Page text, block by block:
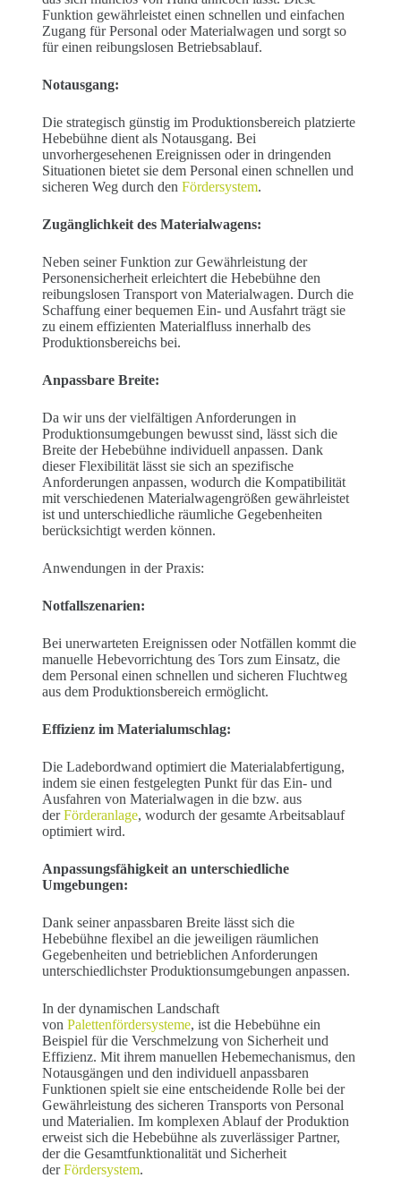
Funktion gewährleistet einen schnellen und einfachen
Zugang für Personal oder Materialwagen und sorgt so
für einen reibungslosen Betriebsablauf.
Notausgang:
Die strategisch günstig im Produktionsbereich platzierte
Hebebühne dient als Notausgang. Bei
unvorhergesehenen Ereignissen oder in dringenden
Situationen bietet sie dem Personal einen schnellen und
sicheren Weg durch den Fördersystem.
Zugänglichkeit des Materialwagens:
Neben seiner Funktion zur Gewährleistung der
Personensicherheit erleichtert die Hebebühne den
reibungslosen Transport von Materialwagen. Durch die
Schaffung einer bequemen Ein- und Ausfahrt trägt sie
zu einem effizienten Materialfluss innerhalb des
Produktionsbereichs bei.
Anpassbare Breite:
Da wir uns der vielfältigen Anforderungen in
Produktionsumgebungen bewusst sind, lässt sich die
Breite der Hebebühne individuell anpassen. Dank
dieser Flexibilität lässt sie sich an spezifische
Anforderungen anpassen, wodurch die Kompatibilität
mit verschiedenen Materialwagengrößen gewährleistet
ist und unterschiedliche räumliche Gegebenheiten
berücksichtigt werden können.
Anwendungen in der Praxis:
Notfallszenarien:
Bei unerwarteten Ereignissen oder Notfällen kommt die
manuelle Hebevorrichtung des Tors zum Einsatz, die
dem Personal einen schnellen und sicheren Fluchtweg
aus dem Produktionsbereich ermöglicht.
Effizienz im Materialumschlag:
Die Ladebordwand optimiert die Materialabfertigung,
indem sie einen festgelegten Punkt für das Ein- und
Ausfahren von Materialwagen in die bzw. aus
derFörderanlage, wodurch der gesamte Arbeitsablauf
optimiert wird.
Anpassungsfähigkeit an unterschiedliche
Umgebungen:
Dank seiner anpassbaren Breite lässt sich die
Hebebühne flexibel an die jeweiligen räumlichen
Gegebenheiten und betrieblichen Anforderungen
unterschiedlichster Produktionsumgebungen anpassen.
In der dynamischen Landschaft
von Palettenfördersysteme, ist die Hebebühne ein
Beispiel für die Verschmelzung von Sicherheit und
Effizienz. Mit ihrem manuellen Hebemechanismus, den
Notausgängen und den individuell anpassbaren
Funktionen spielt sie eine entscheidende Rolle bei der
Gewährleistung des sicheren Transports von Personal
und Materialien. Im komplexen Ablauf der Produktion
erweist sich die Hebebühne als zuverlässiger Partner,
der die Gesamtfunktionalität und Sicherheit
derFördersystem.